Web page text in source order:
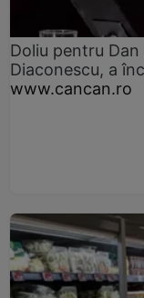
Doliu pentru
Diaconescu, a
www.cancan.ro